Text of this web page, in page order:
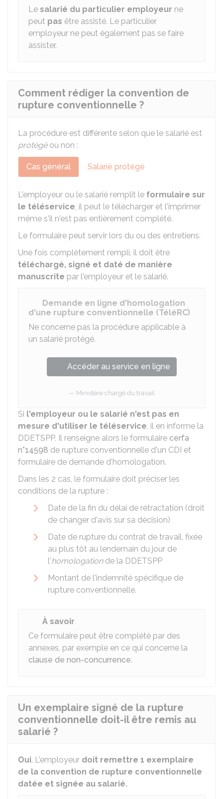
Le salarié du particulier employeur ne
peut pas être assisté. Le particulier
employeur ne peut également pas se faire
assister.
Comment rédiger la convention de
rupture conventionnelle ?
La procédure est différente selon que le salarié est
protégéou non :
Cas général Salarié protégé
L'employeur ou le salarié remplit le formulaire sur
le téléservice, il peut le télécharger et l'imprimer
même s'il n'est pas entièrement complété.
Le formulaire peut servir lors du ou des entretiens.
Une fois complètement rempli, il doit être
téléchargé, signé et daté de manière
manuscrite par l'employeur et le salarié.
Demande en ligne d'homologation
d'une rupture conventionnelle (TéléRC)
Ne concerne pas la procédure applicable à
un salarié protégé.
Accéder au service en ligne
Ministère chargé du travail
Si l'employeur ou le salarié n'est pas en
mesure d'utiliser le téléservice, il en informe la
DDETSPP. Il renseigne alors le formulaire cerfa
n°14598 de rupture conventionnelle d'un CDI et
formulaire de demande d'homologation.
Dans les 2 cas, le formulaire doit préciser les
conditions de la rupture :
Date de la fin du délai de rétractation (droit
de changer d'avis sur sa décision)
Date de rupture du contrat de travail, fixée
au plus tôt au lendemain du jour de
l'homologationde la DDETSPP
Montant de l'indemnité spécifique de
rupture conventionnelle.
À savoir
Ce formulaire peut être complété par des
annexes, par exemple en ce qui concerne la
clause de non-concurrence.
Un exemplaire signé de la rupture
conventionnelle doit-il être remis au
salarié ?
Oui. L'employeur doit remettre 1 exemplaire
de la convention de rupture conventionnelle
datée et signée au salarié.